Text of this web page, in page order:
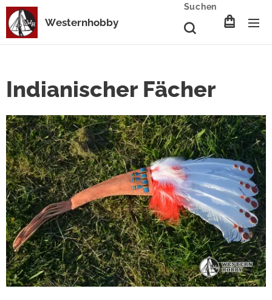
Westernhobby
Suchen
Indianischer Fächer